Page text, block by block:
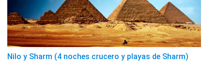
Nilo y Sharm (4 noches crucero y playas de Sharm)